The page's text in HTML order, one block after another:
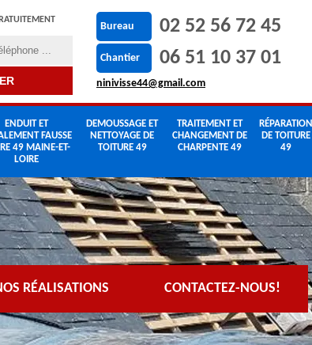
Bureau 02 52 56 72 45
Chantier 06 51 10 37 01
ninivisse44@gmail.com
ENDUIT ET
FAUSSE
49 MAINE-ET-
LOIRE
DEMOUSSAGE ET
NETTOYAGE DE
TOITURE 49
TRAITEMENT ET
CHANGEMENT DE
CHARPENTE 49
RÉPARATION
DE TOITURE
49
RÉALISATIONS CONTACTEZ-NOUS!